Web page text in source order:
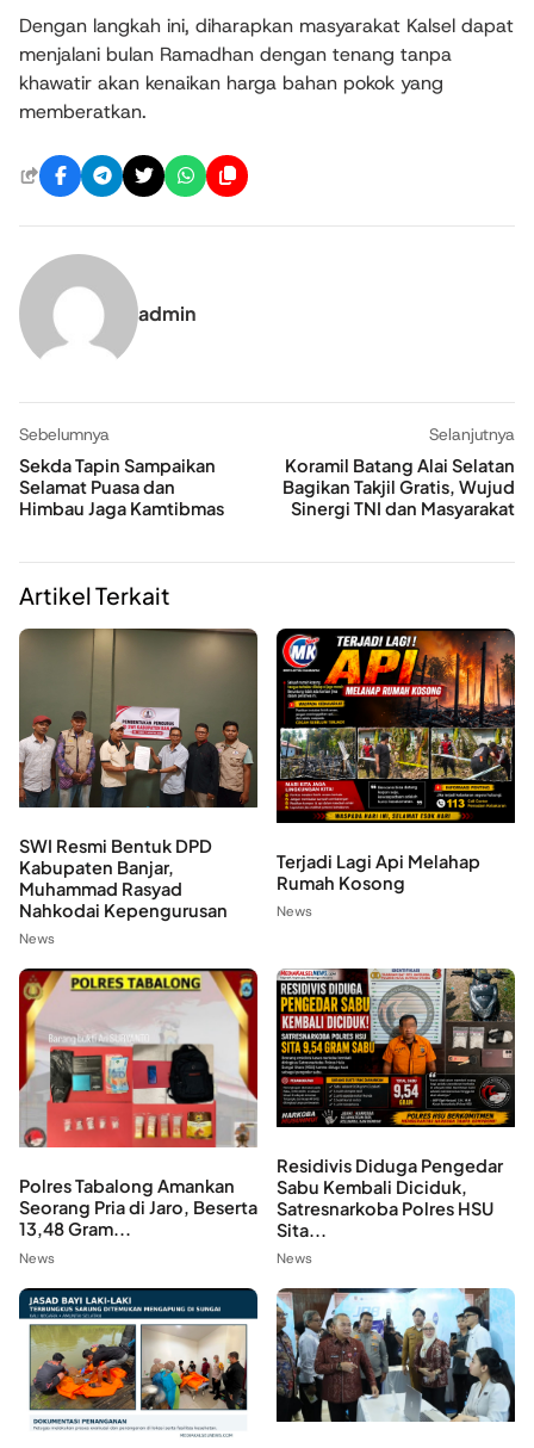
Dengan langkah ini, diharapkan masyarakat Kalsel dapat
menjalani bulan Ramadhan dengan tenang tanpa
khawatir akan kenaikan harga bahan pokok yang
memberatkan.
admin
Sebelumnya
Sekda Tapin Sampaikan
Selamat Puasa dan
Himbau Jaga Kamtibmas
Selanjutnya
Koramil Batang Alai Selatan
Bagikan Takjil Gratis, Wujud
Sinergi TNI dan Masyarakat
Artikel Terkait
SWI Resmi Bentuk DPD
Kabupaten Banjar,
Muhammad Rasyad
Nahkodai Kepengurusan
News
Terjadi Lagi Api Melahap
Rumah Kosong
News
Polres Tabalong Amankan
Seorang Pria di Jaro, Beserta
13,48 Gram...
News
Residivis Diduga Pengedar
Sabu Kembali Diciduk,
Satresnarkoba Polres HSU
Sita...
News